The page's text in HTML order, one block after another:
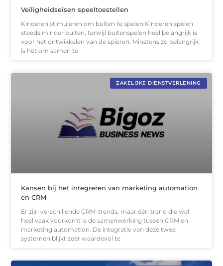
Veiligheidseisen speeltoestellen
Kinderen stimuleren om buiten te spelen Kinderen spelen
steeds minder buiten, terwijl buitenspelen heel belangrijk is
voor het ontwikkelen van de spieren. Minstens zo belangrijk
is het om samen te
ZAKELIJKE DIENSTVERLENING
Kansen bij het integreren van marketing automation
en CRM
Er zijn verschillende CRM-trends, maar één trend die wel
heel vaak voorkomt is de samenwerking tussen CRM en
marketing automation. De integratie van deze twee
systemen blijkt zeer waardevol te